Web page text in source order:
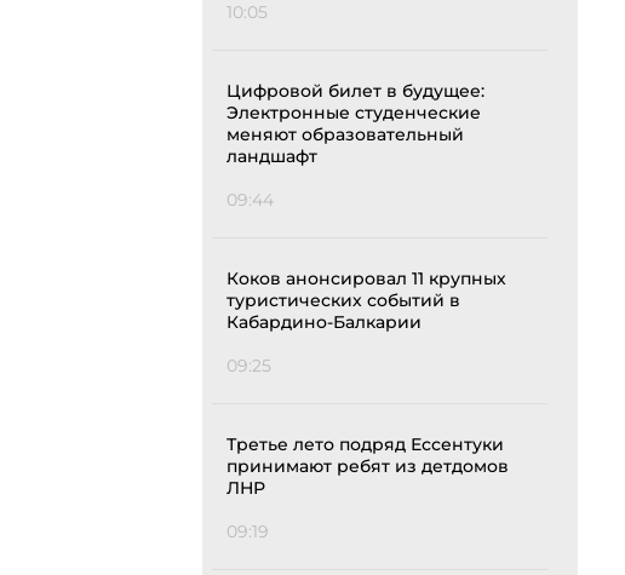
10:05
Цифровой билет в будущее:
Электронные студенческие
меняют образовательный
ландшафт
09:44
Коков анонсировал 11 крупных
туристических событий в
Кабардино-Балкарии
09:25
Третье лето подряд Ессентуки
принимают ребят из детдомов
ЛНР
09:19